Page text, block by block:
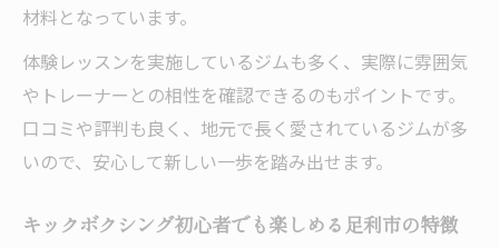
自分のペースで無理なく学べるキックボク
シング
キックボクシング体験がもたらす日常の充
実感
ジム通いとキックボクシングならどちらが痩せ
キックボクシングとジムのダイエット効果
材料となっています。
体験レッスンを実施しているジムも多く、実際に雰囲気
やトレーナーとの相性を確認できるのもポイントです。
口コミや評判も良く、地元で長く愛されているジムが多
いので、安心して新しい一歩を踏み出せます。
キックボクシング初心者でも楽しめる足利市の特徴